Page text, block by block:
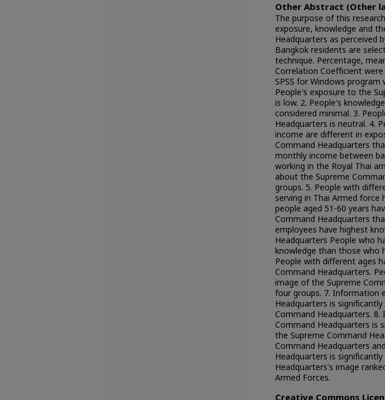
Other Abstract (Other
The purpose of this
exposure, knowledge and
Headquarters as perceived
Bangkok residents are
technique. Percentage,
Correlation Coefficient
SPSS for Windows program
People's exposure to the
is low. 2. People's
considered minimal. 3.
Headquarters is neutral. 4.
income are different in
Command Headquarters
monthly income between
working in the Royal Thai
about the Supreme
groups. 5. People with
serving in Thai Armed force
people aged 51-60 years
Command Headquarters
employees have highest
Headquarters People who
knowledge than those who
People with different ages
Command Headquarters.
image of the Supreme
four groups. 7. Information
Headquarters is
Command Headquarters.
Command Headquarters is
the Supreme Command
Command Headquarters
Headquarters is
Headquarters's image
Armed Forces.